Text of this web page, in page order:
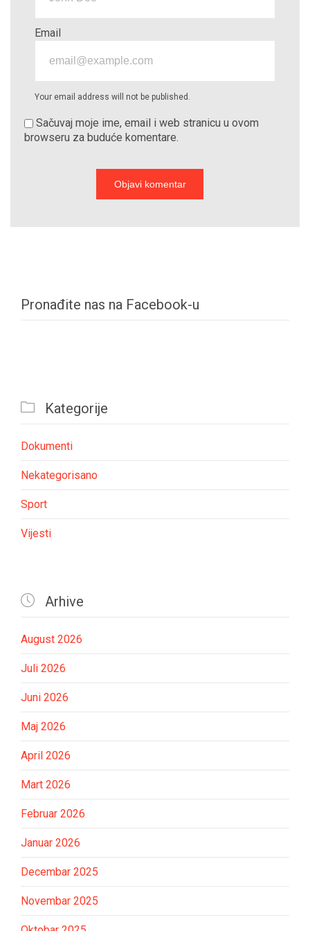
Email
Your email address will not be published.
Sačuvaj moje ime, email i web stranicu u ovom
browseru za buduće komentare.
Pronađite nas na Facebook-u
 Kategorije
Dokumenti
Nekategorisano
Sport
Vijesti
 Arhive
August 2026
Juli 2026
Juni 2026
Maj 2026
April 2026
Mart 2026
Februar 2026
Januar 2026
Decembar 2025
Novembar 2025